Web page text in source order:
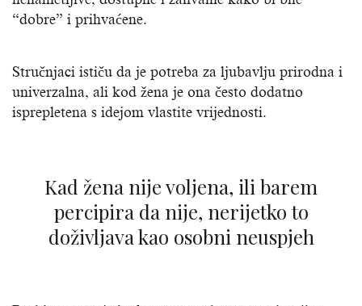
“dobre” i prihvaćene.
Stručnjaci ističu da je potreba za ljubavlju prirodna i
univerzalna, ali kod žena je ona često dodatno
isprepletena s idejom vlastite vrijednosti.
Kad žena nije voljena, ili barem
percipira da nije, nerijetko to
doživljava kao osobni neuspjeh